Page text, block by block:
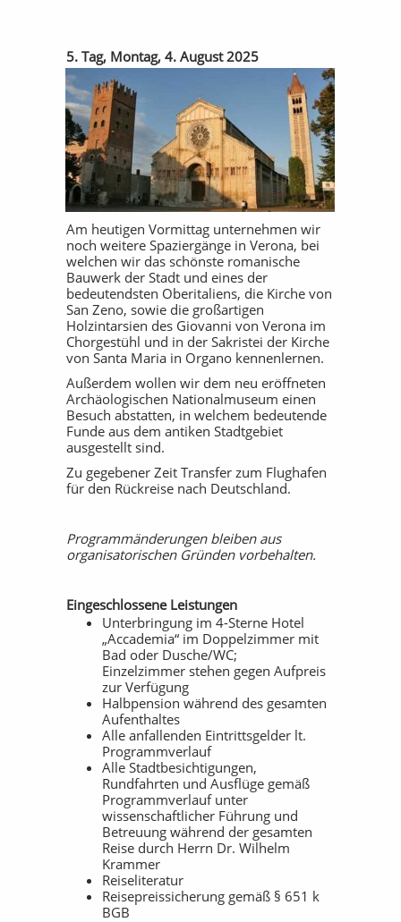
5. Tag, Montag, 4. August 2025
Am heutigen Vormittag unternehmen wir
noch weitere Spaziergänge in Verona, bei
welchen wir das schönste romanische
Bauwerk der Stadt und eines der
bedeutendsten Oberitaliens, die Kirche von
San Zeno, sowie die großartigen
Holzintarsien des Giovanni von Verona im
Chorgestühl und in der Sakristei der Kirche
von Santa Maria in Organo kennenlernen.
Außerdem wollen wir dem neu eröffneten
Archäologischen Nationalmuseum einen
Besuch abstatten, in welchem bedeutende
Funde aus dem antiken Stadtgebiet
ausgestellt sind.
Zu gegebener Zeit Transfer zum Flughafen
für den Rückreise nach Deutschland.
Programmänderungen bleiben aus
organisatorischen Gründen vorbehalten.
Eingeschlossene Leistungen
Unterbringung im 4-Sterne Hotel
„Accademia“ im Doppelzimmer mit
Bad oder Dusche/WC;
Einzelzimmer stehen gegen Aufpreis
zur Verfügung
Halbpension während des gesamten
Aufenthaltes
Alle anfallenden Eintrittsgelder lt.
Programmverlauf
Alle Stadtbesichtigungen,
Rundfahrten und Ausflüge gemäß
Programmverlauf unter
wissenschaftlicher Führung und
Betreuung während der gesamten
Reise durch Herrn Dr. Wilhelm
Krammer
Reiseliteratur
Reisepreissicherung gemäß § 651 k
BGB